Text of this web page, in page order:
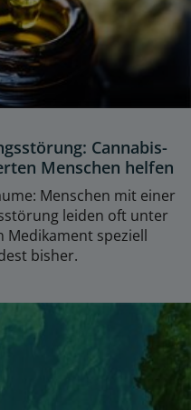
Cannabis-
Menschen helfen
Menschen mit einer
leiden oft unter
Medikament speziell
bisher.